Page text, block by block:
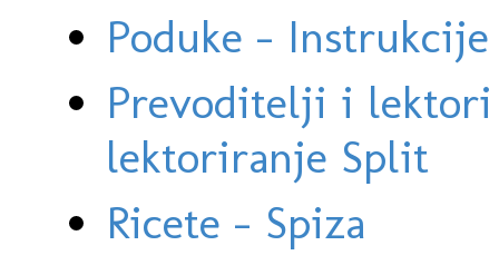
Poduke -
Prevoditelji i
lektoriranje Split
Ricete - Spiza